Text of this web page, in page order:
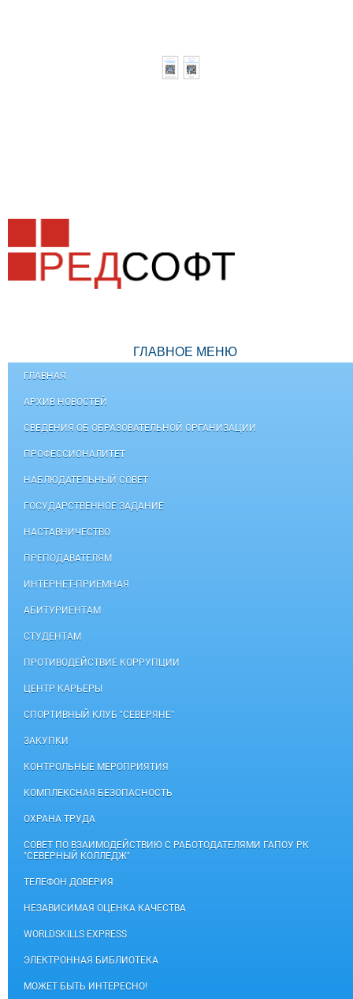
ГЛАВНОЕ МЕНЮ
ГЛАВНАЯ
АРХИВ НОВОСТЕЙ
СВЕДЕНИЯ ОБ ОБРАЗОВАТЕЛЬНОЙ ОРГАНИЗАЦИИ
ПРОФЕССИОНАЛИТЕТ
НАБЛЮДАТЕЛЬНЫЙ СОВЕТ
ГОСУДАРСТВЕННОЕ ЗАДАНИЕ
НАСТАВНИЧЕСТВО
ПРЕПОДАВАТЕЛЯМ
ИНТЕРНЕТ-ПРИЕМНАЯ
АБИТУРИЕНТАМ
СТУДЕНТАМ
ПРОТИВОДЕЙСТВИЕ КОРРУПЦИИ
ЦЕНТР КАРЬЕРЫ
СПОРТИВНЫЙ КЛУБ "СЕВЕРЯНЕ"
ЗАКУПКИ
КОНТРОЛЬНЫЕ МЕРОПРИЯТИЯ
КОМПЛЕКСНАЯ БЕЗОПАСНОСТЬ
ОХРАНА ТРУДА
СОВЕТ ПО ВЗАИМОДЕЙСТВИЮ С РАБОТОДАТЕЛЯМИ ГАПОУ РК
"СЕВЕРНЫЙ КОЛЛЕДЖ"
ТЕЛЕФОН ДОВЕРИЯ
НЕЗАВИСИМАЯ ОЦЕНКА КАЧЕСТВА
WORLDSKILLS EXPRESS
ЭЛЕКТРОННАЯ БИБЛИОТЕКА
МОЖЕТ БЫТЬ ИНТЕРЕСНО!